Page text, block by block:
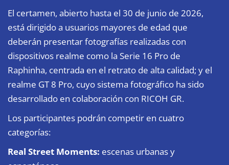
El certamen, abierto hasta el 30 de junio de 2026,
está dirigido a usuarios mayores de edad que
deberán presentar fotografías realizadas con
dispositivos realme como la Serie 16 Pro de
Raphinha, centrada en el retrato de alta calidad; y el
realme GT 8 Pro, cuyo sistema fotográfico ha sido
desarrollado en colaboración con RICOH GR.
Los participantes podrán competir en cuatro
categorías:
Real Street Moments: escenas urbanas y